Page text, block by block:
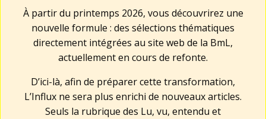
À partir du printemps 2026, vous découvrirez une
nouvelle formule : des sélections thématiques
directement intégrées au site web de la BmL,
actuellement en cours de refonte.
D’ici-là, afin de préparer cette transformation,
L’Influx ne sera plus enrichi de nouveaux articles.
Seuls la rubrique des Lu, vu, entendu et